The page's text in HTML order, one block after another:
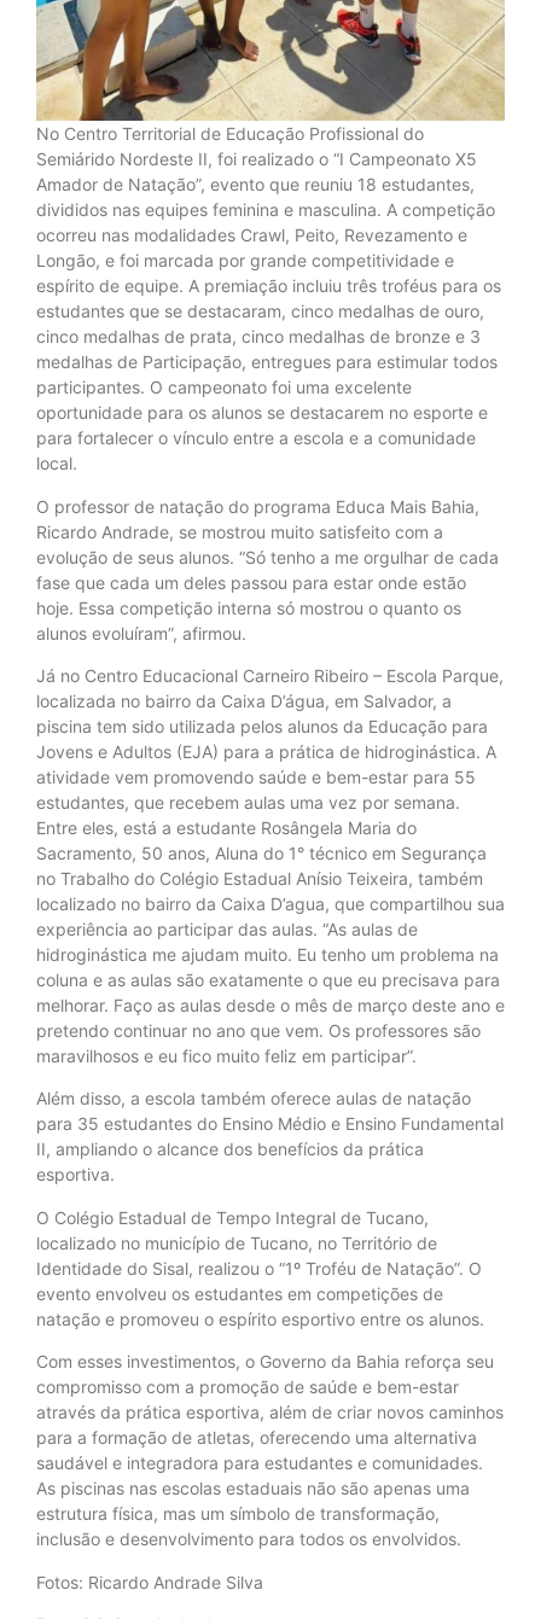
No Centro Territorial de Educação Profissional do
Semiárido Nordeste II, foi realizado o “I Campeonato X5
Amador de Natação”, evento que reuniu 18 estudantes,
divididos nas equipes feminina e masculina. A competição
ocorreu nas modalidades Crawl, Peito, Revezamento e
Longão, e foi marcada por grande competitividade e
espírito de equipe. A premiação incluiu três troféus para os
estudantes que se destacaram, cinco medalhas de ouro,
cinco medalhas de prata, cinco medalhas de bronze e 3
medalhas de Participação, entregues para estimular todos
participantes. O campeonato foi uma excelente
oportunidade para os alunos se destacarem no esporte e
para fortalecer o vínculo entre a escola e a comunidade
local.
O professor de natação do programa Educa Mais Bahia,
Ricardo Andrade, se mostrou muito satisfeito com a
evolução de seus alunos. “Só tenho a me orgulhar de cada
fase que cada um deles passou para estar onde estão
hoje. Essa competição interna só mostrou o quanto os
alunos evoluíram”, afirmou.
Já no Centro Educacional Carneiro Ribeiro – Escola Parque,
localizada no bairro da Caixa D’água, em Salvador, a
piscina tem sido utilizada pelos alunos da Educação para
Jovens e Adultos (EJA) para a prática de hidroginástica. A
atividade vem promovendo saúde e bem-estar para 55
estudantes, que recebem aulas uma vez por semana.
Entre eles, está a estudante Rosângela Maria do
Sacramento, 50 anos, Aluna do 1° técnico em Segurança
no Trabalho do Colégio Estadual Anísio Teixeira, também
localizado no bairro da Caixa D’agua, que compartilhou sua
experiência ao participar das aulas. “As aulas de
hidroginástica me ajudam muito. Eu tenho um problema na
coluna e as aulas são exatamente o que eu precisava para
melhorar. Faço as aulas desde o mês de março deste ano e
pretendo continuar no ano que vem. Os professores são
maravilhosos e eu fico muito feliz em participar”.
Além disso, a escola também oferece aulas de natação
para 35 estudantes do Ensino Médio e Ensino Fundamental
II, ampliando o alcance dos benefícios da prática
esportiva.
O Colégio Estadual de Tempo Integral de Tucano,
localizado no município de Tucano, no Território de
Identidade do Sisal, realizou o “1º Troféu de Natação”. O
evento envolveu os estudantes em competições de
natação e promoveu o espírito esportivo entre os alunos.
Com esses investimentos, o Governo da Bahia reforça seu
compromisso com a promoção de saúde e bem-estar
através da prática esportiva, além de criar novos caminhos
para a formação de atletas, oferecendo uma alternativa
saudável e integradora para estudantes e comunidades.
As piscinas nas escolas estaduais não são apenas uma
estrutura física, mas um símbolo de transformação,
inclusão e desenvolvimento para todos os envolvidos.
Fotos: Ricardo Andrade Silva